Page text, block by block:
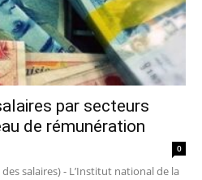
par secteurs
de rémunération
0
salaires) - L’Institut national de la